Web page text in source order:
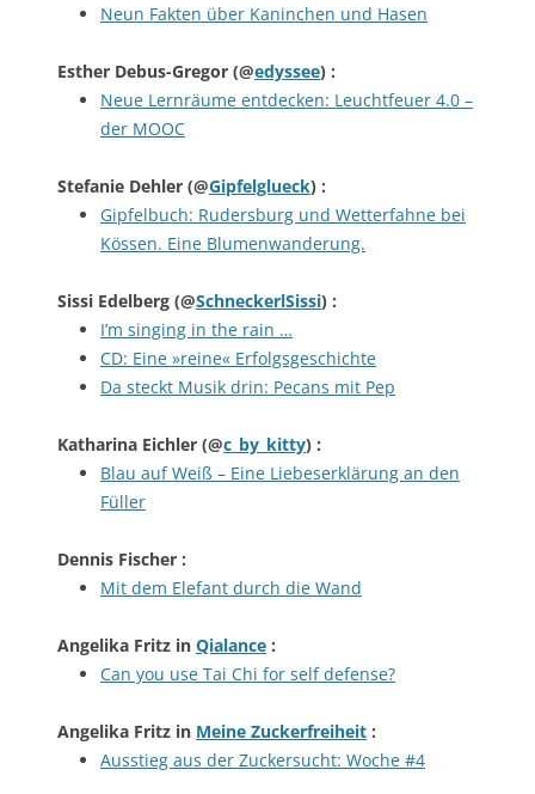
Neun Fakten über Kaninchen und Hasen
Esther Debus-Gregor (@edyssee) :
Neue Lernräume entdecken: Leuchtfeuer 4.0 –
der MOOC
Stefanie Dehler (@Gipfelglueck) :
Gipfelbuch: Rudersburg und Wetterfahne bei
Kössen. Eine Blumenwanderung.
Sissi Edelberg (@SchneckerlSissi) :
I’m singing in the rain …
CD: Eine »reine« Erfolgsgeschichte
Da steckt Musik drin: Pecans mit Pep
Katharina Eichler (@c_by_kitty) :
Blau auf Weiß – Eine Liebeserklärung an den
Füller
Dennis Fischer :
Mit dem Elefant durch die Wand
Angelika Fritz in Qialance :
Can you use Tai Chi for self defense?
Angelika Fritz in Meine Zuckerfreiheit :
Ausstieg aus der Zuckersucht: Woche #4